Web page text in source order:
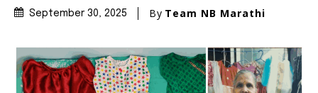
September 30, 2025 By Team NB Marathi